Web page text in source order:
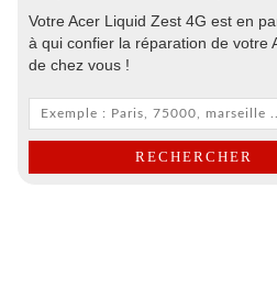
Votre Acer Liquid Zest 4G est en
à qui confier la réparation de votre
de chez vous !